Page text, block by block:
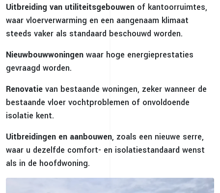
Uitbreiding van utiliteitsgebouwen of kantoorruimtes,
waar vloerverwarming en een aangenaam klimaat
steeds vaker als standaard beschouwd worden.
Nieuwbouwwoningen waar hoge energieprestaties
gevraagd worden.
Renovatie van bestaande woningen, zeker wanneer de
bestaande vloer vochtproblemen of onvoldoende
isolatie kent.
Uitbreidingen en aanbouwen, zoals een nieuwe serre,
waar u dezelfde comfort- en isolatiestandaard wenst
als in de hoofdwoning.